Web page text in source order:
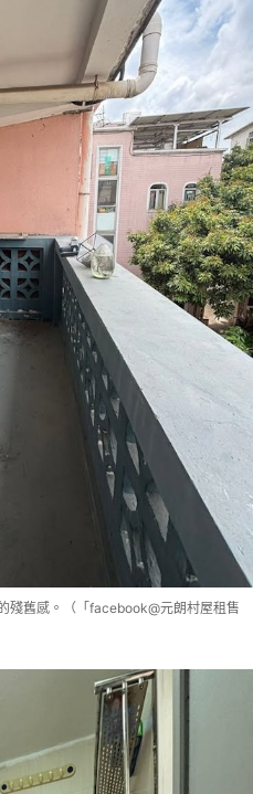
殘舊感。（「facebook@元朗村屋租售